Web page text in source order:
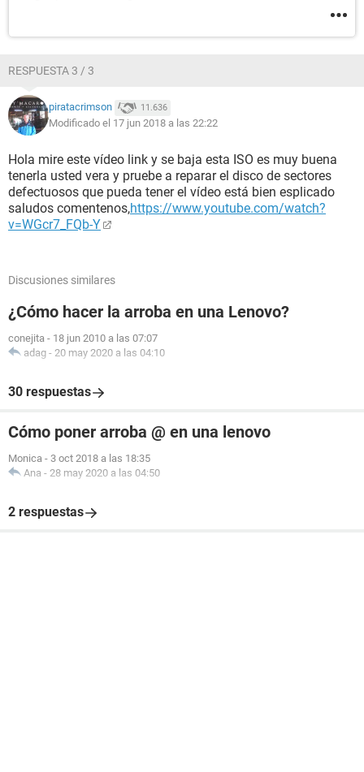
RESPUESTA 3 / 3
piratacrimson 11.636
Modificado el 17 jun 2018 a las 22:22
Hola mire este vídeo link y se baja esta ISO es muy buena
tenerla usted vera y pruebe a reparar el disco de sectores
defectuosos que pueda tener el vídeo está bien esplicado
saludos comentenos,https://www.youtube.com/watch?
v=WGcr7_FQb-Y
Discusiones similares
¿Cómo hacer la arroba en una Lenovo?
conejita - 18 jun 2010 a las 07:07
adag - 20 may 2020 a las 04:10
30 respuestas
Cómo poner arroba @ en una lenovo
Monica - 3 oct 2018 a las 18:35
Ana - 28 may 2020 a las 04:50
2 respuestas